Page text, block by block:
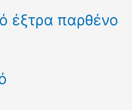
έξτρα παρθένο